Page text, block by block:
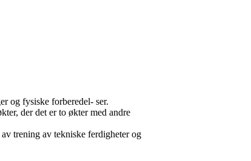
og fysiske forberedel- ser.
der det er to økter med andre
trening av tekniske ferdigheter og